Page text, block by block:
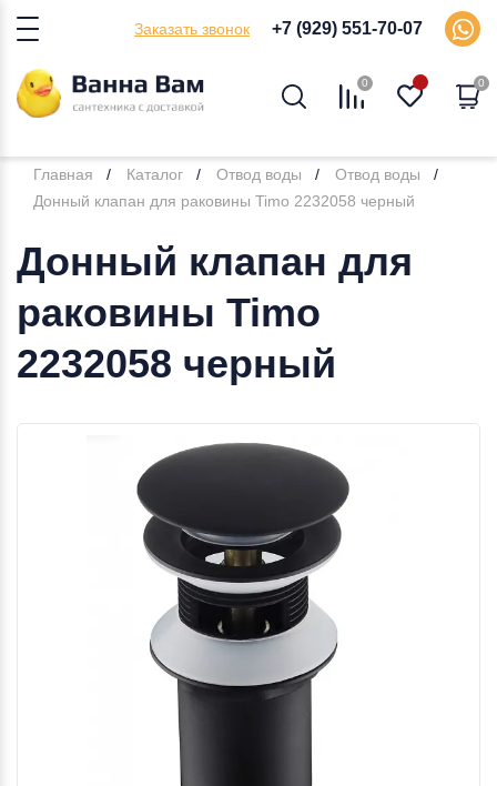
Заказать звонок +7 (929) 551-70-07
0 0
Главная Каталог Отвод воды
Отвод воды
Донный клапан для раковины Timo 2232058 черный
Донный клапан для
раковины Timo
2232058 черный